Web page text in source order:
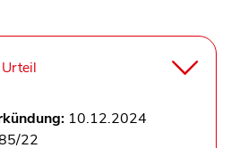
10.12.2024
22